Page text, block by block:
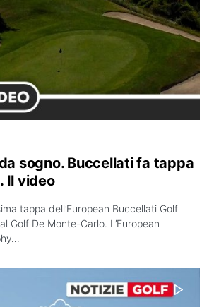
sogno. Buccellati fa tappa
Il video
tappa dell’European Buccellati Golf
Golf De Monte-Carlo. L’European